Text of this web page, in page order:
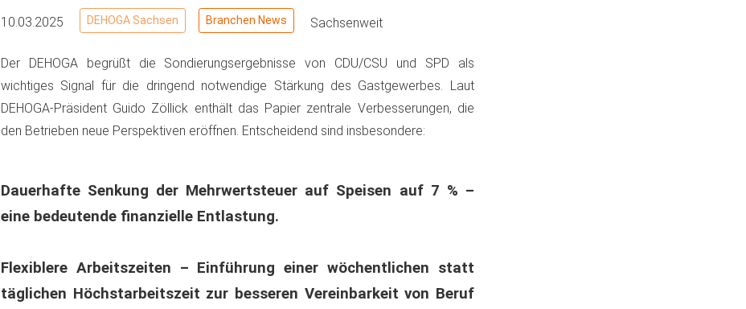
10.03.2025 DEHOGA Sachsen Branchen News Sachsenweit
Der DEHOGA begrüßt die Sondierungsergebnisse von CDU/CSU und SPD als
wichtiges Signal für die dringend notwendige Stärkung des Gastgewerbes. Laut
DEHOGA-Präsident Guido Zöllick enthält das Papier zentrale Verbesserungen, die
den Betrieben neue Perspektiven eröffnen. Entscheidend sind insbesondere:
Dauerhafte Senkung der Mehrwertsteuer auf Speisen auf 7 % –
eine bedeutende finanzielle Entlastung.
Flexiblere Arbeitszeiten – Einführung einer wöchentlichen statt
täglichen Höchstarbeitszeit zur besseren Vereinbarkeit von Beruf